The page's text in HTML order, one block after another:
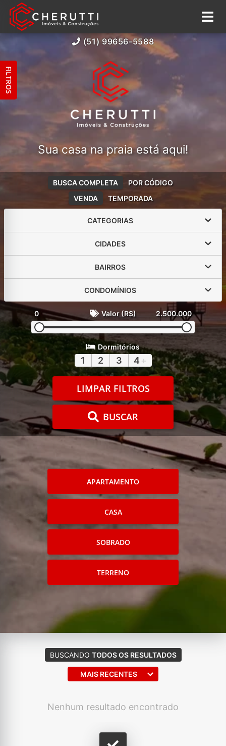
(51) 99656-5588
Sua casa na praia está aqui!
VENDA TEMPORADA
BUSCA COMPLETA POR CÓDIGO
CATEGORIAS
CIDADES
BAIRROS
CONDOMÍNIOS
0 Valor (R$) 2.500.000
Dormitórios
1 2 3 4 +
LIMPAR FILTROS
BUSCAR
APARTAMENTO
CASA
SOBRADO
TERRENO
FILTROS
BUSCANDO TODOS OS RESULTADOS
MAIS RECENTES
Nenhum resultado encontrado